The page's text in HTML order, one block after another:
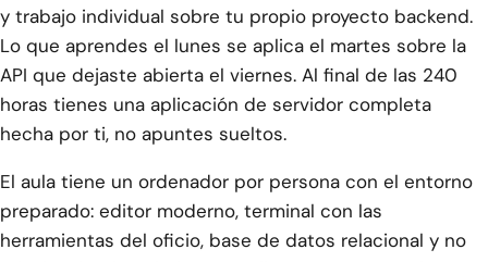
y trabajo individual sobre tu propio proyecto backend.
Lo que aprendes el lunes se aplica el martes sobre la
API que dejaste abierta el viernes. Al final de las 240
horas tienes una aplicación de servidor completa
hecha por ti, no apuntes sueltos.
El aula tiene un ordenador por persona con el entorno
preparado: editor moderno, terminal con las
herramientas del oficio, base de datos relacional y no